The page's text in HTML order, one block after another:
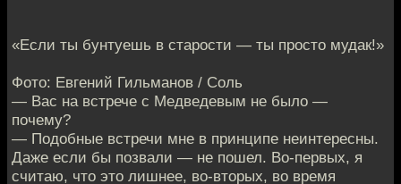
«Если ты бунтуешь в старости — ты просто мудак!»
Фото: Евгений Гильманов / Соль
— Вас на встрече с Медведевым не было —
почему?
— Подобные встречи мне в принципе неинтересны.
Даже если бы позвали — не пошел. Во-первых, я
считаю, что это лишнее, во-вторых, во время